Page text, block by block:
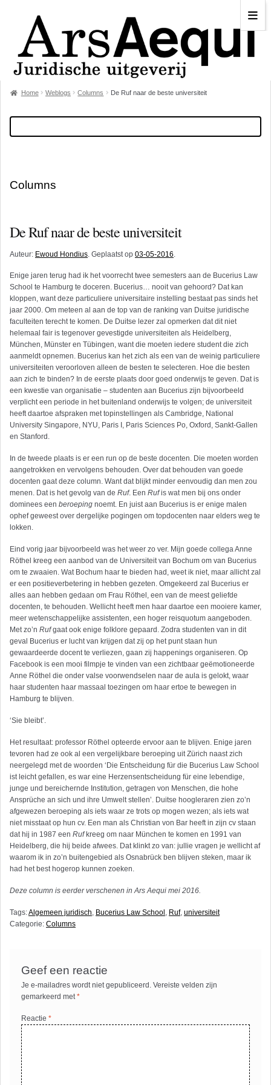
Home Weblogs Columns De Ruf naar de beste universiteit
Columns
De Ruf naar de beste universiteit
Auteur: Ewoud Hondius. Geplaatst op 03-05-2016.
Enige jaren terug had ik het voorrecht twee semesters aan de Bucerius Law
School te Hamburg te doceren. Bucerius… nooit van gehoord? Dat kan
kloppen, want deze particuliere universitaire instelling bestaat pas sinds het
jaar 2000. Om meteen al aan de top van de ranking van Duitse juridische
faculteiten terecht te komen. De Duitse lezer zal opmerken dat dit niet
helemaal fair is tegenover gevestigde universiteiten als Heidelberg,
München, Münster en Tübingen, want die moeten iedere student die zich
aanmeldt opnemen. Bucerius kan het zich als een van de weinig particuliere
universiteiten veroorloven alleen de besten te selecteren. Hoe die besten
aan zich te binden? In de eerste plaats door goed onderwijs te geven. Dat is
een kwestie van organisatie – studenten aan Bucerius zijn bijvoorbeeld
verplicht een periode in het buitenland onderwijs te volgen; de universiteit
heeft daartoe afspraken met topinstellingen als Cambridge, National
University Singapore, NYU, Paris I, Paris Sciences Po, Oxford, Sankt-Gallen
en Stanford.
In de tweede plaats is er een run op de beste docenten. Die moeten worden
aangetrokken en vervolgens behouden. Over dat behouden van goede
docenten gaat deze column. Want dat blijkt minder eenvoudig dan men zou
menen. Dat is het gevolg van de Ruf. Een Rufis wat men bij ons onder
dominees een beroeping noemt. En juist aan Bucerius is er enige malen
ophef geweest over dergelijke pogingen om topdocenten naar elders weg te
lokken.
Eind vorig jaar bijvoorbeeld was het weer zo ver. Mijn goede collega Anne
Röthel kreeg een aanbod van de Universiteit van Bochum om van Bucerius
om te zwaaien. Wat Bochum haar te bieden had, weet ik niet, maar allicht zal
er een positieverbetering in hebben gezeten. Omgekeerd zal Bucerius er
alles aan hebben gedaan om Frau Röthel, een van de meest geliefde
docenten, te behouden. Wellicht heeft men haar daartoe een mooiere kamer,
meer wetenschappelijke assistenten, een hoger reisquotum aangeboden.
Met zo’n Rufgaat ook enige folklore gepaard. Zodra studenten van in dit
geval Bucerius er lucht van krijgen dat zij op het punt staan hun
gewaardeerde docent te verliezen, gaan zij happenings organiseren. Op
Facebook is een mooi filmpje te vinden van een zichtbaar geëmotioneerde
Anne Röthel die onder valse voorwendselen naar de aula is gelokt, waar
haar studenten haar massaal toezingen om haar ertoe te bewegen in
Hamburg te blijven.
‘Sie bleibt’.
Het resultaat: professor Röthel opteerde ervoor aan te blijven. Enige jaren
tevoren had ze ook al een vergelijkbare beroeping uit Zürich naast zich
neergelegd met de woorden ‘Die Entscheidung für die Bucerius Law School
ist leicht gefallen, es war eine Herzensentscheidung für eine lebendige,
junge und bereichernde Institution, getragen von Menschen, die hohe
Ansprüche an sich und ihre Umwelt stellen’. Duitse hoogleraren zien zo’n
afgewezen beroeping als iets waar ze trots op mogen wezen; als iets wat
niet misstaat op hun cv. Een man als Christian von Bar heeft in zijn cv staan
dat hij in 1987 een Rufkreeg om naar München te komen en 1991 van
Heidelberg, die hij beide afwees. Dat klinkt zo van: jullie vragen je wellicht af
waarom ik in zo’n buitengebied als Osnabrück ben blijven steken, maar ik
had het best hogerop kunnen zoeken.
Deze column is eerder verschenen in Ars Aequi mei 2016.
Tags:Algemeen juridisch, Bucerius Law School , Ruf, universiteit
Categorie: Columns
Geef een reactie
Je e-mailadres wordt niet gepubliceerd. Vereiste velden zijn
gemarkeerd met*
Reactie*